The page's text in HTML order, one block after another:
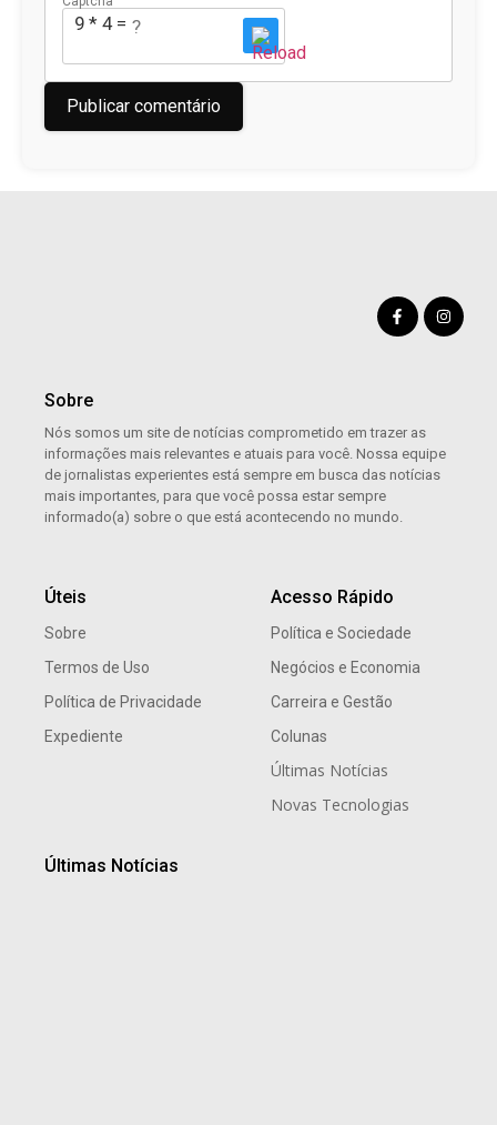
9 * 4 = ?
Sobre
Nós somos um site de notícias comprometido em trazer as
informações mais relevantes e atuais para você. Nossa equipe
de jornalistas experientes está sempre em busca das notícias
mais importantes, para que você possa estar sempre
informado(a) sobre o que está acontecendo no mundo.
Úteis
Sobre
Termos de Uso
Política de Privacidade
Expediente
Acesso Rápido
Política e Sociedade
Negócios e Economia
Carreira e Gestão
Colunas
Últimas Notícias
Novas Tecnologias
Últimas Notícias